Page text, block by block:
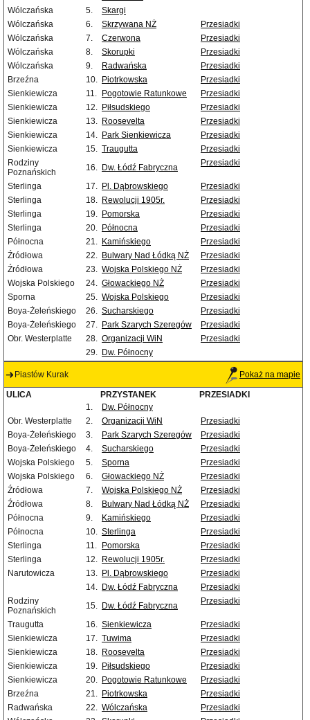
Wólczańska 5.
Skargi
Wólczańska
6. Skrzywana NŻ
Przesiadki
Wólczańska
7. Czerwona
Przesiadki
Wólczańska
8. Skorupki
Przesiadki
Wólczańska
9. Radwańska
Przesiadki
Brzeźna
10. Piotrkowska
Przesiadki
Sienkiewicza
11. Pogotowie Ratunkowe
Przesiadki
Sienkiewicza
12. Piłsudskiego
Przesiadki
Sienkiewicza
13. Roosevelta
Przesiadki
Sienkiewicza
14. Park Sienkiewicza
Przesiadki
Sienkiewicza
15. Traugutta
Przesiadki
Rodziny
Poznańskich
16. Dw. Łódź Fabryczna Przesiadki
Sterlinga 17. Pl. Dąbrowskiego
Przesiadki
Sterlinga
18. Rewolucji 1905r.
Przesiadki
Sterlinga
19. Pomorska
Przesiadki
Sterlinga
20. Północna
Przesiadki
Północna
21. Kamińskiego
Przesiadki
Źródłowa
22. Bulwary Nad Łódką NŻ
Przesiadki
Źródłowa
23. Wojska Polskiego NŻ
Przesiadki
Wojska Polskiego
24. Głowackiego NŻ
Przesiadki
Sporna
25. Wojska Polskiego
Przesiadki
Boya-Żeleńskiego
26. Sucharskiego
Przesiadki
Boya-Żeleńskiego
27. Park Szarych Szeregów
Przesiadki
Obr. Westerplatte
28. Organizacji WiN
Przesiadki
29. Dw. Północny
Piastów Kurak Pokaż na mapie
ULICA PRZYSTANEK
PRZESIADKI
1.
Dw. Północny
Obr. Westerplatte
2. Organizacji WiN
Przesiadki
Boya-Żeleńskiego
3. Park Szarych Szeregów
Przesiadki
Boya-Żeleńskiego
4. Sucharskiego
Przesiadki
Wojska Polskiego
5. Sporna
Przesiadki
Wojska Polskiego
6. Głowackiego NŻ
Przesiadki
Źródłowa
7. Wojska Polskiego NŻ
Przesiadki
Źródłowa
8. Bulwary Nad Łódką NŻ
Przesiadki
Północna
9. Kamińskiego
Przesiadki
Północna
10. Sterlinga
Przesiadki
Sterlinga
11. Pomorska
Przesiadki
Sterlinga
12. Rewolucji 1905r.
Przesiadki
Narutowicza
13. Pl. Dąbrowskiego
Przesiadki
14. Dw. Łódź Fabryczna
Przesiadki
Rodziny
Poznańskich
15. Dw. Łódź Fabryczna Przesiadki
Traugutta 16. Sienkiewicza
Przesiadki
Sienkiewicza
17. Tuwima
Przesiadki
Sienkiewicza
18. Roosevelta
Przesiadki
Sienkiewicza
19. Piłsudskiego
Przesiadki
Sienkiewicza
20. Pogotowie Ratunkowe
Przesiadki
Brzeźna
21. Piotrkowska
Przesiadki
Radwańska
22. Wólczańska
Przesiadki